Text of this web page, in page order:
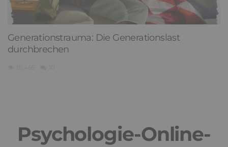
Generationstrauma: Die Generationslast
durchbrechen
Psychologie-Online-